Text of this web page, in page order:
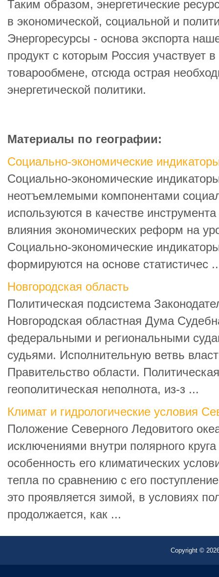
Таким образом, энергетические
в экономической, социальной и
Энергоресурсы - основа экспорта
продукт с которым Россия участвует
товарообмене, отсюда острая
энергетической политики.
Материалы по географии:
Социально-экономические
Социально-экономические
неотъемлемыми компонентами
используются в качестве
влияния экономических реформ на
Социально-экономические
формируются на основе cтатистичес
Новгородская область
Политическая подсистема
Новгородская областная Дума
федеральными и региональными
судьями. Исполнительную ветвь
Правительство области.
геополитическая неполнота, из-з ...
Климат и гидрологические условия
Положение Северного Ледовитого
исключениями внутри полярного
особенность его климатических
тепла по сравнению с его
это проявляется зимой, в условиях
продолжается, как ...
Copyright ©